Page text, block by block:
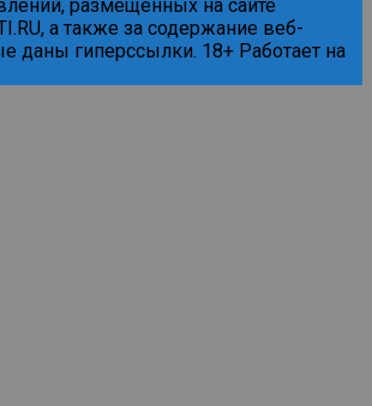
размещенных на сайте
а также за содержание веб-
даны гиперссылки. 18+ Работает на